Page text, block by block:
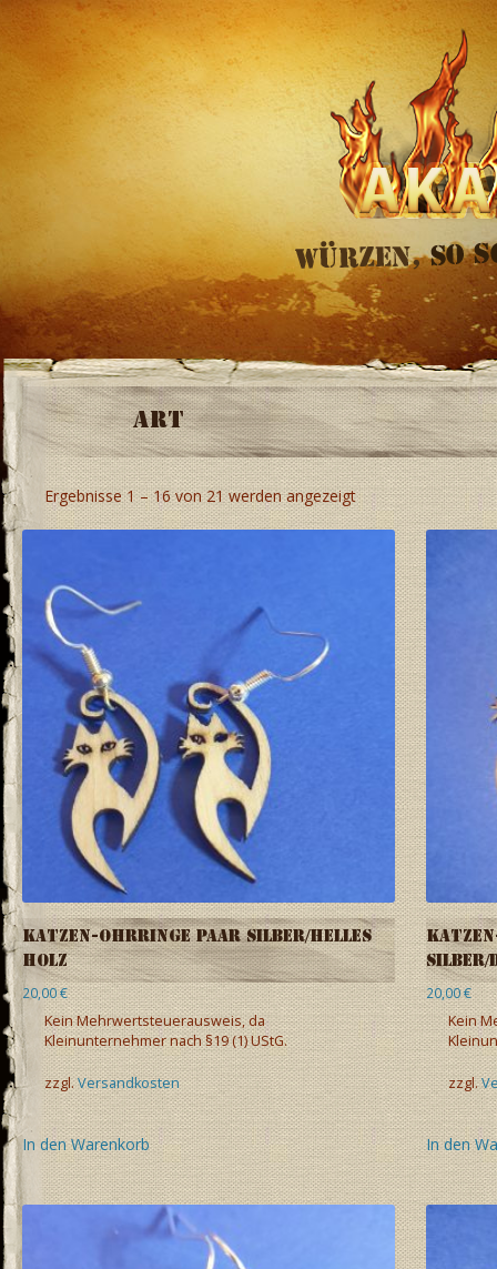
Art
Ergebnisse 1 – 16 von 21 werden angezeigt
Katzen-Ohrringe Paar Silber/helles
Holz
20,00€
Kein Mehrwertsteuerausweis, da
Kleinunternehmer nach §19 (1) UStG.
zzgl.Versandkosten
In den Warenkorb
Silber/
20,00€
Kein
zzgl.
In den